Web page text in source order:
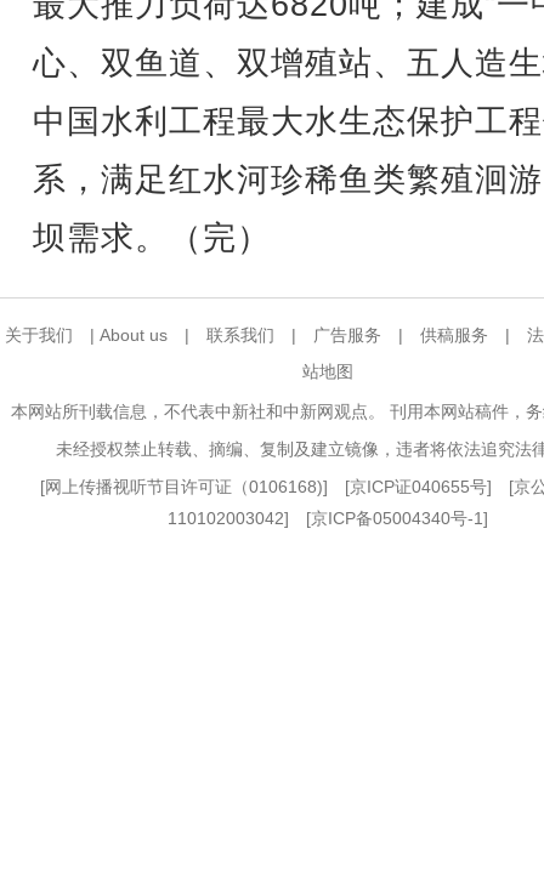
心、双鱼道、双增殖站、五人造
中国水利工程最大水生态保护工
系，满足红水河珍稀鱼类繁殖洄
坝需求。（完）
关于我们 | About us | 联系我们 | 广告服务 | 供稿服务 |
站地图
本网站所刊载信息，不代表中新社和中新网观点。 刊用本网站稿件，
未经授权禁止转载、摘编、复制及建立镜像，违者将依法追究法
[网上传播视听节目许可证（0106168)] [京ICP证040655号] [京
110102003042] [京ICP备05004340号-1]